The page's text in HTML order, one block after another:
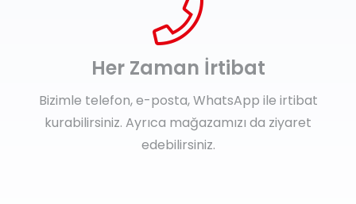
Her Zaman İrtibat
Bizimle telefon, e-posta, WhatsApp ile irtibat
kurabilirsiniz. Ayrıca mağazamızı da ziyaret
edebilirsiniz.